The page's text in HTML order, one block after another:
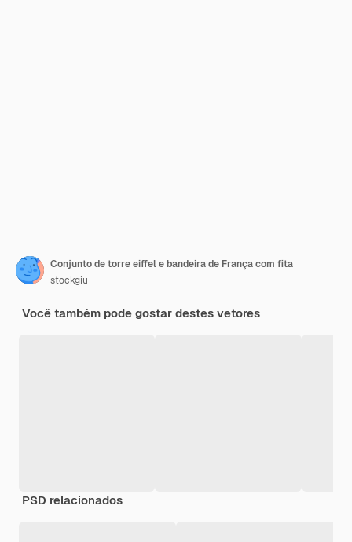
Conjunto de torre eiffel e bandeira de França com fita
stockgiu
Você também pode gostar destes vetores
PSD relacionados